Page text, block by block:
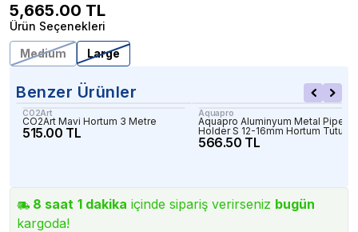
5,665.00 TL
Ürün Seçenekleri
Medium
Large
Benzer Ürünler
CO2Art
CO2Art Mavi Hortum 3 Metre
515.00 TL
Aquapro
Aquapro Aluminyum Metal Pipe
Holder S 12-16mm Hortum Tutucu
566.50 TL
8 saat 1 dakika içinde sipariş verirseniz bugün
kargoda!